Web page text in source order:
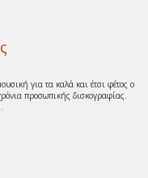
για τα καλά και έτσι φέτος ο
προσωπικής δισκογραφίας.